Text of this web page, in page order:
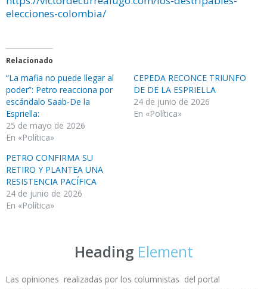
elecciones-colombia/
Relacionado
“La mafia no puede llegar al
poder”: Petro reacciona por
escándalo Saab-De la
Espriella:
25 de mayo de 2026
En «Política»
CEPEDA RECONCE TRIUNFO
DE DE LA ESPRIELLA
24 de junio de 2026
En «Política»
PETRO CONFIRMA SU
RETIRO Y PLANTEA UNA
RESISTENCIA PACÍFICA
24 de junio de 2026
En «Política»
Heading Element
Las opiniones realizadas por los columnistas del portal